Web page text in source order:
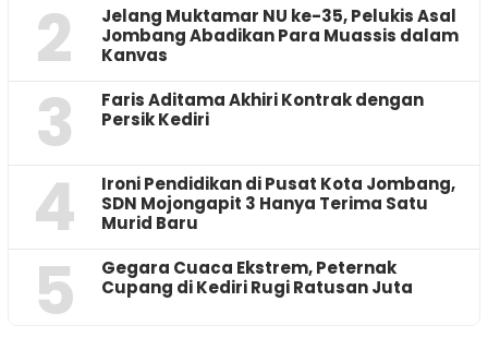
2
Jelang Muktamar NU ke-35, Pelukis Asal
Jombang Abadikan Para Muassis dalam
Kanvas
3
Faris Aditama Akhiri Kontrak dengan
Persik Kediri
4
Ironi Pendidikan di Pusat Kota Jombang,
SDN Mojongapit 3 Hanya Terima Satu
Murid Baru
5
‎Gegara Cuaca Ekstrem, Peternak
Cupang di Kediri Rugi Ratusan Juta